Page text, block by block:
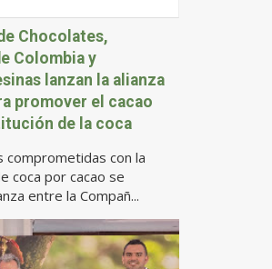
Chocolates,
Colombia y
lanzan la alianza
promover el cacao
de la coca
comprometidas con la
coca por cacao se
entre la Compañ...